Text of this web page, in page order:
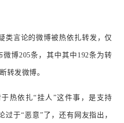
类言论的微博被热依扎转发，仅
博205条，其中其中192条为转
转发微博。
热依扎“挂人”这件事，是支持
过于“恶意”了，还有网友指出，